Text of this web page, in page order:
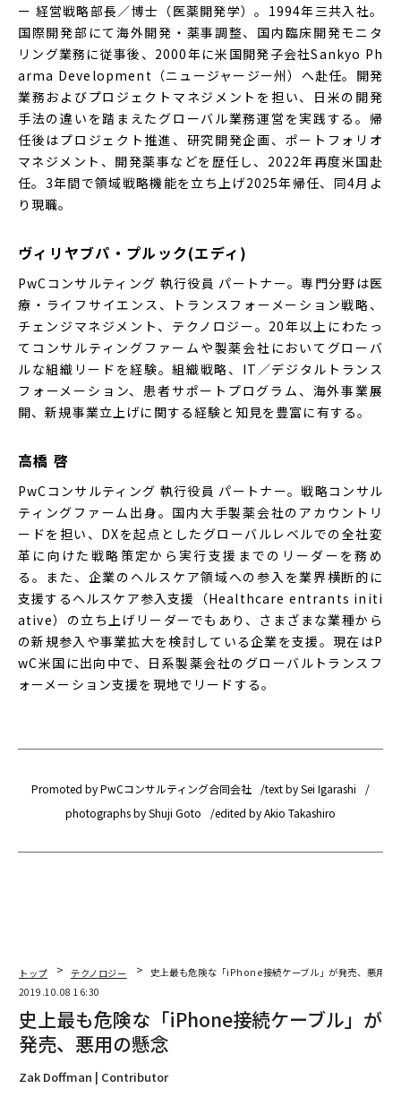
ー 経営戦略部長／博士（医薬開発学）。1994年三共入社。
国際開発部にて海外開発・薬事調整、国内臨床開発モニタ
リング業務に従事後、2000年に米国開発子会社Sankyo Ph
arma Development（ニュージャージー州）へ赴任。開発
業務およびプロジェクトマネジメントを担い、日米の開発
手法の違いを踏まえたグローバル業務運営を実践する。帰
任後はプロジェクト推進、研究開発企画、ポートフォリオ
マネジメント、開発薬事などを歴任し、2022年再度米国赴
任。3年間で領域戦略機能を立ち上げ2025年帰任、同4月よ
り現職。
ヴィリヤブパ・プルック(エディ)
PwCコンサルティング 執行役員 パートナー。専門分野は医
療・ライフサイエンス、トランスフォーメーション戦略、
チェンジマネジメント、テクノロジー。20年以上にわたっ
てコンサルティングファームや製薬会社においてグローバ
ルな組織リードを経験。組織戦略、IT／デジタルトランス
フォーメーション、患者サポートプログラム、海外事業展
開、新規事業立上げに関する経験と知見を豊富に有する。
高橋 啓
PwCコンサルティング 執行役員 パートナー。戦略コンサル
ティングファーム出身。国内大手製薬会社のアカウントリ
ードを担い、DXを起点としたグローバルレベルでの全社変
革に向けた戦略策定から実行支援までのリーダーを務め
る。また、企業のヘルスケア領域への参入を業界横断的に
支援するヘルスケア参入支援（Healthcare entrants initi
ative）の立ち上げリーダーでもあり、さまざまな業種から
の新規参入や事業拡大を検討している企業を支援。現在はP
wC米国に出向中で、日系製薬会社のグローバルトランスフ
ォーメーション支援を現地でリードする。
Promoted by PwCコンサルティング合同会社
text by Sei Igarashi
photographs by Shuji Goto
edited by Akio Takashiro
トップ テクノロジー
史上最も危険な「iPhone接続ケーブル」が発売、悪用の
2019.10.08 16:30
史上最も危険な「iPhone接続ケーブル」が
発売、悪用の懸念
Zak Doffman | Contributor